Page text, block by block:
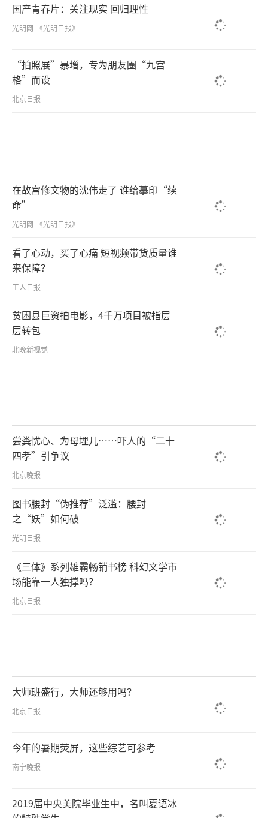
国产青春片：关注现实 回归理性
光明网-《光明日报》
“拍照展”暴增，专为朋友圈“九宫
格”而设
北京日报
在故宫修文物的沈伟走了 谁给摹印“续
命”
光明网-《光明日报》
看了心动，买了心痛 短视频带货质量谁
来保障？
工人日报
贫困县巨资拍电影，4千万项目被指层
层转包
北晚新视觉
尝粪忧心、为母埋儿……吓人的“二十
四孝”引争议
北京晚报
图书腰封“伪推荐”泛滥：腰封
之“妖”如何破
光明日报
《三体》系列雄霸畅销书榜 科幻文学市
场能靠一人独撑吗？
北京日报
大师班盛行，大师还够用吗？
北京日报
今年的暑期荧屏，这些综艺可参考
南宁晚报
2019届中央美院毕业生中，名叫夏语冰